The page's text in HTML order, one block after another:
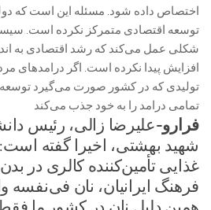
اختصاص داده شود. مسئله این است که
توسعه اقتصادی متمرکز نکرده است.
شکلی عمل می‌کند که رشد اقتصادی به
افزایش پیدا نکرده است. اگر درامد‌های
تولیدی که در کشور صورت می‌گیرد توسعه
تمامی درامد را به خود جذب می‌کند
فرارو-علیرضا زالی، رئیس
شهید بهشتی، اخیرا گفته
غذایی تأمین‌کننده کالری در
فرهنگ ایرانیان، نان